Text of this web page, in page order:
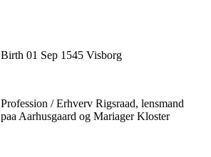
Birth 01 Sep 1545 Visborg
Profession / Erhverv Rigsraad, lensmand
paa Aarhusgaard og Mariager Kloster